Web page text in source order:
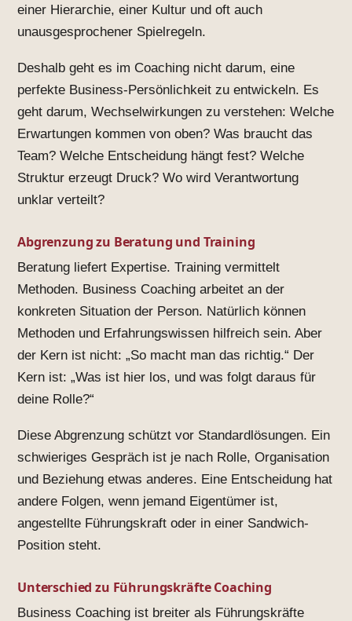
einer Hierarchie, einer Kultur und oft auch
unausgesprochener Spielregeln.
Deshalb geht es im Coaching nicht darum, eine
perfekte Business-Persönlichkeit zu entwickeln. Es
geht darum, Wechselwirkungen zu verstehen: Welche
Erwartungen kommen von oben? Was braucht das
Team? Welche Entscheidung hängt fest? Welche
Struktur erzeugt Druck? Wo wird Verantwortung
unklar verteilt?
Abgrenzung zu Beratung und Training
Beratung liefert Expertise. Training vermittelt
Methoden. Business Coaching arbeitet an der
konkreten Situation der Person. Natürlich können
Methoden und Erfahrungswissen hilfreich sein. Aber
der Kern ist nicht: „So macht man das richtig.“ Der
Kern ist: „Was ist hier los, und was folgt daraus für
deine Rolle?“
Diese Abgrenzung schützt vor Standardlösungen. Ein
schwieriges Gespräch ist je nach Rolle, Organisation
und Beziehung etwas anderes. Eine Entscheidung hat
andere Folgen, wenn jemand Eigentümer ist,
angestellte Führungskraft oder in einer Sandwich-
Position steht.
Unterschied zu Führungskräfte Coaching
Business Coaching ist breiter als Führungskräfte